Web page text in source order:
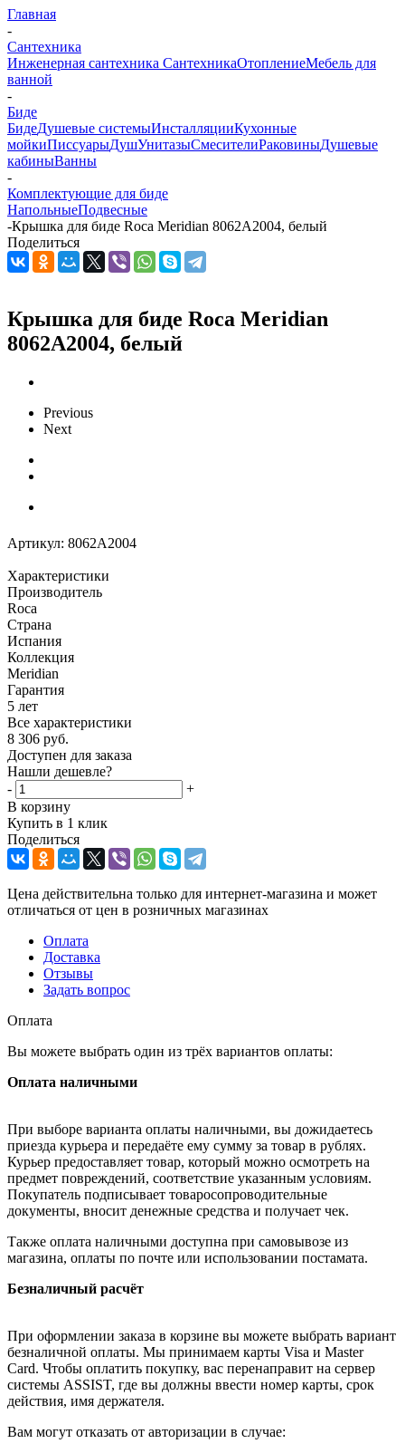
Главная
-
Сантехника
Инженерная сантехника СантехникаОтоплениеМебель для
ванной
-
Биде
БидеДушевые системыИнсталляцииКухонные
мойкиПиссуарыДушУнитазыСмесителиРаковиныДушевые
кабиныВанны
-
Комплектующие для биде
НапольныеПодвесные
-Крышка для биде Roca Meridian 8062A2004, белый
Поделиться
Крышка для биде Roca Meridian
8062A2004, белый
Previous
Next
Артикул: 8062A2004
Характеристики
Производитель
Roca
Страна
Испания
Коллекция
Meridian
Гарантия
5 лет
Все характеристики
8 306 руб.
Доступен для заказа
Нашли дешевле?
-
+
В корзину
Купить в 1 клик
Поделиться
Цена действительна только для интернет-магазина и может
отличаться от цен в розничных магазинах
Оплата
Доставка
Отзывы
Задать вопрос
Оплата
Вы можете выбрать один из трёх вариантов оплаты:
Оплата наличными
При выборе варианта оплаты наличными, вы дожидаетесь
приезда курьера и передаёте ему сумму за товар в рублях.
Курьер предоставляет товар, который можно осмотреть на
предмет повреждений, соответствие указанным условиям.
Покупатель подписывает товаросопроводительные
документы, вносит денежные средства и получает чек.
Также оплата наличными доступна при самовывозе из
магазина, оплаты по почте или использовании постамата.
Безналичный расчёт
При оформлении заказа в корзине вы можете выбрать вариант
безналичной оплаты. Мы принимаем карты Visa и Master
Card. Чтобы оплатить покупку, вас перенаправит на сервер
системы ASSIST, где вы должны ввести номер карты, срок
действия, имя держателя.
Вам могут отказать от авторизации в случае: